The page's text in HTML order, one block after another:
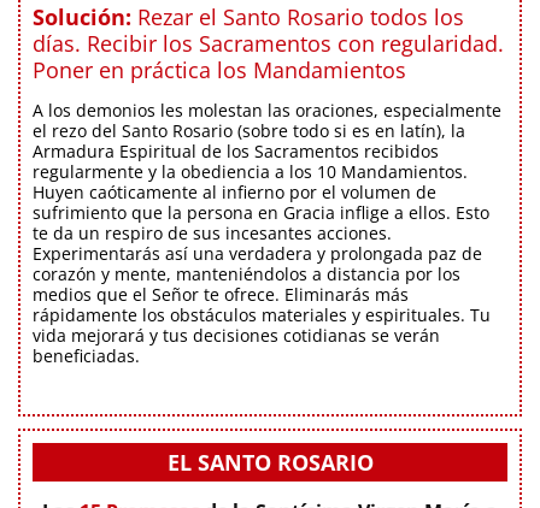
Solución: Rezar el Santo Rosario todos los
días. Recibir los Sacramentos con regularidad.
Poner en práctica los Mandamientos
A los demonios les molestan las oraciones, especialmente
el rezo del Santo Rosario (sobre todo si es en latín), la
Armadura Espiritual de los Sacramentos recibidos
regularmente y la obediencia a los 10 Mandamientos.
Huyen caóticamente al infierno por el volumen de
sufrimiento que la persona en Gracia inflige a ellos. Esto
te da un respiro de sus incesantes acciones.
Experimentarás así una verdadera y prolongada paz de
corazón y mente, manteniéndolos a distancia por los
medios que el Señor te ofrece. Eliminarás más
rápidamente los obstáculos materiales y espirituales. Tu
vida mejorará y tus decisiones cotidianas se verán
beneficiadas.
EL SANTO ROSARIO